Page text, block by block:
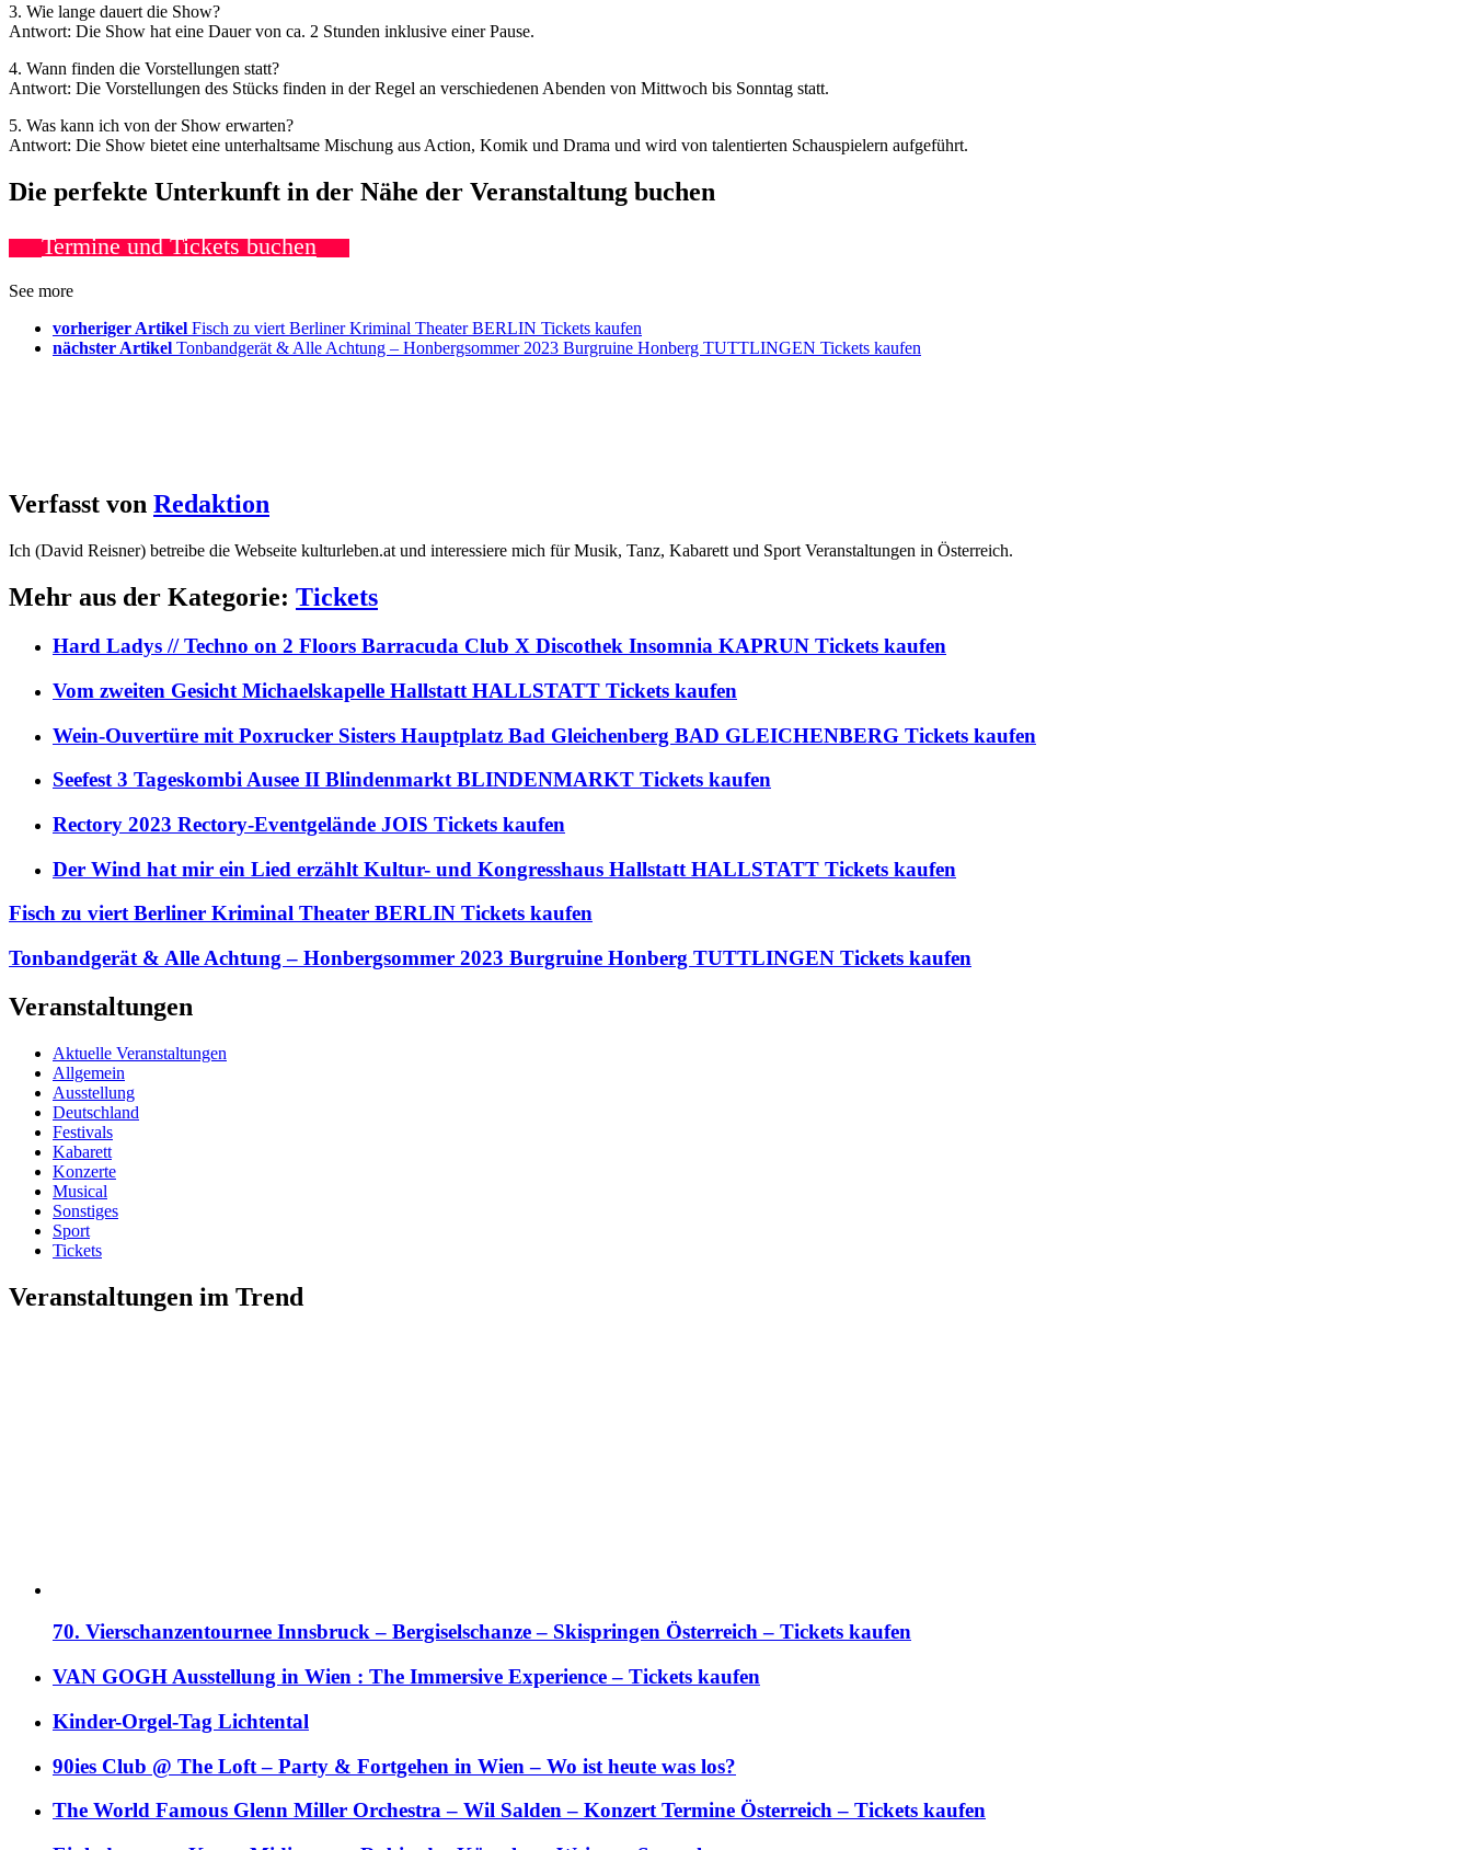
3. Wie lange dauert die Show?
Antwort: Die Show hat eine Dauer von ca. 2 Stunden inklusive einer Pause.
4. Wann finden die Vorstellungen statt?
Antwort: Die Vorstellungen des Stücks finden in der Regel an verschiedenen Abenden von Mittwoch bis Sonntag statt.
5. Was kann ich von der Show erwarten?
Antwort: Die Show bietet eine unterhaltsame Mischung aus Action, Komik und Drama und wird von talentierten Schauspielern aufgeführt.
Die perfekte Unterkunft in der Nähe der Veranstaltung buchen
Termine und Tickets buchen
See more
vorheriger Artikel Fisch zu viert Berliner Kriminal Theater BERLIN Tickets kaufen
nächster Artikel Tonbandgerät & Alle Achtung – Honbergsommer 2023 Burgruine Honberg TUTTLINGEN Tickets kaufen
Verfasst von Redaktion
Ich (David Reisner) betreibe die Webseite kulturleben.at und interessiere mich für Musik, Tanz, Kabarett und Sport Veranstaltungen in Österreich.
Mehr aus der Kategorie: Tickets
Hard Ladys // Techno on 2 Floors Barracuda Club X Discothek Insomnia KAPRUN Tickets kaufen
Vom zweiten Gesicht Michaelskapelle Hallstatt HALLSTATT Tickets kaufen
Wein-Ouvertüre mit Poxrucker Sisters Hauptplatz Bad Gleichenberg BAD GLEICHENBERG Tickets kaufen
Seefest 3 Tageskombi Ausee II Blindenmarkt BLINDENMARKT Tickets kaufen
Rectory 2023 Rectory-Eventgelände JOIS Tickets kaufen
Der Wind hat mir ein Lied erzählt Kultur- und Kongresshaus Hallstatt HALLSTATT Tickets kaufen
Fisch zu viert Berliner Kriminal Theater BERLIN Tickets kaufen
Tonbandgerät & Alle Achtung – Honbergsommer 2023 Burgruine Honberg TUTTLINGEN Tickets kaufen
Veranstaltungen
Aktuelle Veranstaltungen
Allgemein
Ausstellung
Deutschland
Festivals
Kabarett
Konzerte
Musical
Sonstiges
Sport
Tickets
Veranstaltungen im Trend
70. Vierschanzentournee Innsbruck – Bergiselschanze – Skispringen Österreich – Tickets kaufen
VAN GOGH Ausstellung in Wien : The Immersive Experience – Tickets kaufen
Kinder-Orgel-Tag Lichtental
90ies Club @ The Loft – Party & Fortgehen in Wien – Wo ist heute was los?
The World Famous Glenn Miller Orchestra – Wil Salden – Konzert Termine Österreich – Tickets kaufen